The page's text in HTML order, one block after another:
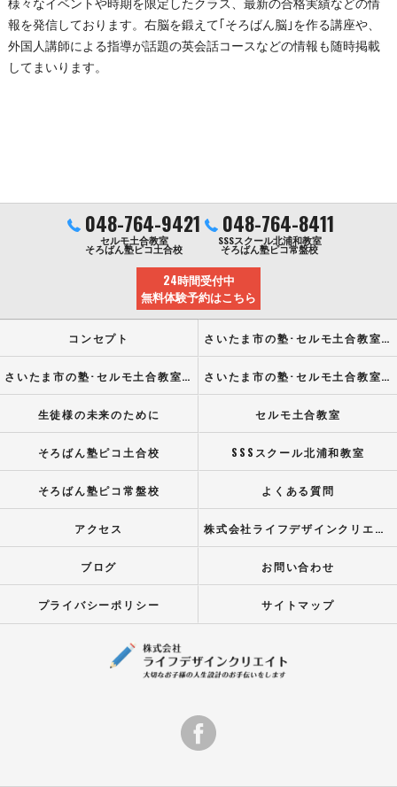
報を発信しております。右脳を鍛えて｢そろばん脳｣を作る講座や、
外国人講師による指導が話題の英会話コースなどの情報も随時掲載
してまいります。
048-764-9421
セルモ土合教室
そろばん塾ピコ土合校
048-764-8411
SSSスクール北浦和教室
そろばん塾ピコ常盤校
24時間受付中
無料体験予約はこちら
コンセプト さいたま市の塾･セルモ土合教室の口コミ情報
さいたま市の塾･セルモ土合教室の評判 さいたま市の塾･セルモ土合教室のお客様の声
生徒様の未来のために セルモ土合教室
そろばん塾ピコ土合校 SSSスクール北浦和教室
そろばん塾ピコ常盤校 よくある質問
アクセス 株式会社ライフデザインクリエイト
ブログ お問い合わせ
プライバシーポリシー サイトマップ